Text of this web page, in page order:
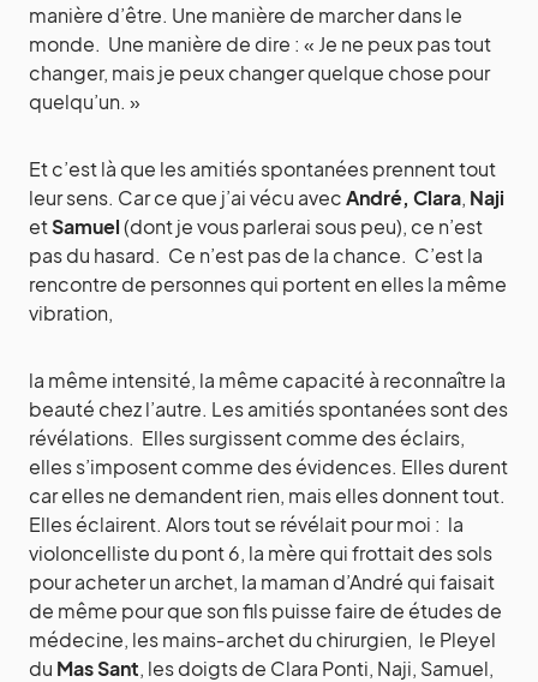
manière d’être. Une manière de marcher dans le
monde. Une manière de dire : « Je ne peux pas tout
changer, mais je peux changer quelque chose pour
quelqu’un. »
Et c’est là que les amitiés spontanées prennent tout
leur sens. Car ce que j’ai vécu avecAndré, Clara, Naji
etSamuel(dont je vous parlerai sous peu), ce n’est
pas du hasard. Ce n’est pas de la chance. C’est la
rencontre de personnes qui portent en elles la même
vibration,
la même intensité, la même capacité à reconnaître la
beauté chez l’autre. Les amitiés spontanées sont des
révélations. Elles surgissent comme des éclairs,
elles s’imposent comme des évidences. Elles durent
car elles ne demandent rien, mais elles donnent tout.
Elles éclairent. Alors tout se révélait pour moi : la
violoncelliste du pont 6, la mère qui frottait des sols
pour acheter un archet, la maman d’André qui faisait
de même pour que son fils puisse faire de études de
médecine, les mains‑archet du chirurgien, le Pleyel
du Mas Sant, les doigts de Clara Ponti, Naji, Samuel,